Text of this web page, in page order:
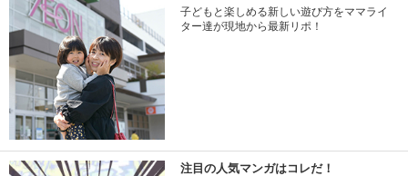
子どもと楽しめる新しい遊び方をママライ
ター達が現地から最新リポ！
注目の人気マンガはコレだ！